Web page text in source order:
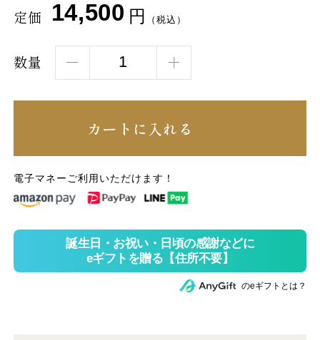
定価 14,500 円 （税込）
数量
カートに入れる
電子マネーご利用いただけます！
のeギフトとは？